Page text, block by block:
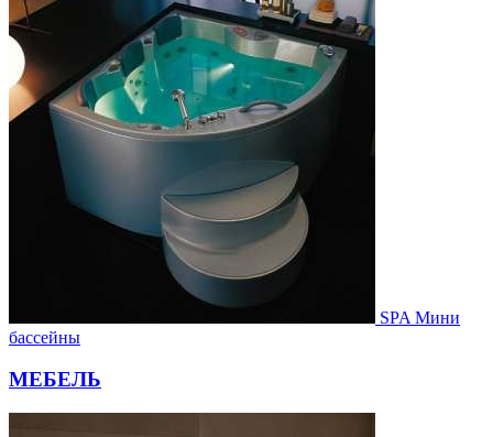
SPA Мини
бассейны
МЕБЕЛЬ